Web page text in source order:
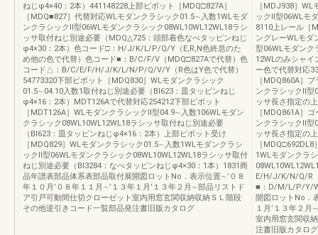
ねじφ4×40：2本）441148228上部ピボット［MDQ□827A］
［MDQ■827］代替対応WLモダンクラシック01.5∼入数1WLモダ
ンクラシックⅡ型06WLモダンクラシック08WL10WL12WL18ラシ
ッサ取付ねじ別途必要（MDQ△725：頭部着色なべタッピンねじ
φ4×30：2本）色コード□：H/J/K/L/P/Q/Y（E,R,N色終息のた
め他の色で代替）色コード■：B/C/F/V（MDQ□827Aで代替）色
コード△：B/C/E/F/H/J/K/L/N/P/Q/V/Y（R色はY色で代替）
54773320下部ピボット［MDQ830］WLモダンクラシック
01.5∼04.10入数1取付ねじ別途必要（BI623：皿タッピンねじ
φ4×16：2本）MDT126Aで代替対応254212下部ピボット
［MDT126A］WLモダンクラシックⅡ型04.9∼入数106WLモダン
クラシック08WL10WL12WL18ラシッサ取付ねじ別途必要
（BI623：皿タッピンねじφ4×16：2本）上部ピボット受け
［MDQ829］WLモダンクラシック01.5∼入数1WLモダンクラシ
ックⅡ型06WLモダンクラシック08WL10WL12WL18ラシッサ取付
ねじ別途必要（BI3284：なべタッピンねじφ4×30：1本）1831商
品年譜表部品体系表部品取付展開図ロットNo．表示位置∼’０８
年１０月’０８年１１月∼’１３年１月’１３年２月∼部品リストド
ア引戸可動間仕切クローゼット室内用窓玄関収納収納ＳＬ階段
その他逆引きコード一覧部品発注書旧版カタログ
［MDJ938］
ックⅡ型06WLモ
8110上レール［
ングレーWLモダ
型06WLモダンク
12WLのみシャイ
ー色で代替対応
［MDQ860A］
ンクラシックⅡ型
ッサ長さ指定の
［MDQ861A］
ンクラシックⅡ型
ッサ長さ指定の
［
1WLモダンクラ
E/H/J/K/N/Q/R
■：D/M/L/P/Y/
開図ロットNo．
１月’１３年２
室内用窓玄関収
注書旧版カタログ